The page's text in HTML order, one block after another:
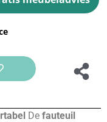
De fauteuil